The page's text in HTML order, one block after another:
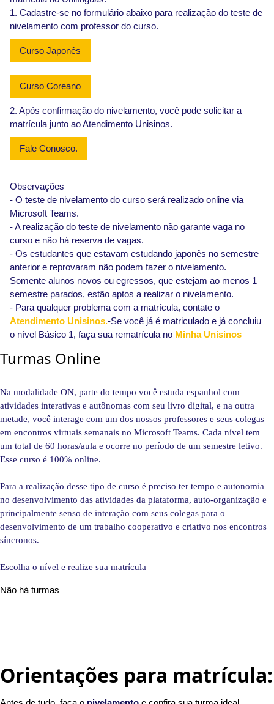
1. Cadastre-se no formulário abaixo para realização do teste de
nivelamento com professor do curso.
Curso Japonês
Curso Coreano
2. Após confirmação do nivelamento, você pode solicitar a
matrícula junto ao Atendimento Unisinos.
Fale Conosco.
Observações
- O teste de nivelamento do curso será realizado online via
Microsoft Teams.
- A realização do teste de nivelamento não garante vaga no
curso e não há reserva de vagas.
- Os estudantes que estavam estudando japonês no semestre
anterior e reprovaram não podem fazer o nivelamento.
Somente alunos novos ou egressos, que estejam ao menos 1
semestre parados, estão aptos a realizar o nivelamento.
- Para qualquer problema com a matrícula, contate o
Atendimento Unisinos.-Se você já é matriculado e já concluiu
o nível Básico 1, faça sua rematrícula no Minha Unisinos
Turmas Online
Na modalidade ON, parte do tempo você estuda espanhol com
atividades interativas e autônomas com seu livro digital, e na outra
metade, você interage com um dos nossos professores e seus colegas
em encontros virtuais semanais no Microsoft Teams. Cada nível tem
um total de 60 horas/aula e ocorre no período de um semestre letivo.
Esse curso é 100% online.
Para a realização desse tipo de curso é preciso ter tempo e autonomia
no desenvolvimento das atividades da plataforma, auto-organização e
principalmente senso de interação com seus colegas para o
desenvolvimento de um trabalho cooperativo e criativo nos encontros
síncronos.
Escolha o nível e realize sua matrícula
Não há turmas
Orientações para matrícula: